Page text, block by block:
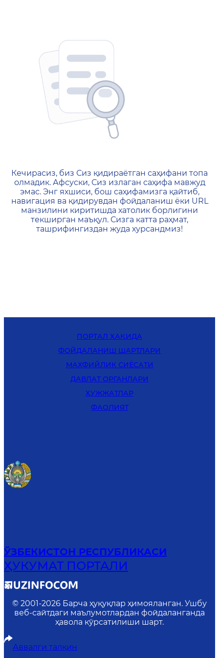
404 — Страница не
Кечирасиз, биз Сиз қидираётган саҳифани топа
олмадик. Афсуски, Сиз излаган саҳифа мавжуд
эмас. Энг яхшиси, бош саҳифамизга қайтиб,
навигация ва қидирувдан фойдаланиш ёки URL
манзилини киритишда хатолик борлигини
текширган маъқул. Сизга катта раҳмат,
ташрифингиздан жуда хурсандмиз!
ПОРТАЛ ҲАҚИДА
ФОЙДАЛАНИШ ШАРТЛАРИ
MАХФИЙЛИК СИЁСАТИ
ДАВЛАТ ОРГАНЛАРИ
ҲУЖЖАТЛАР
ФАОЛИЯТ
ЎЗБЕКИСТОН РЕСПУБЛИКАСИ
ҲУКУМАТ ПОРТАЛИ
© 2001-2026 Барча ҳуқуқлар ҳимояланган. Ушбу
веб-сайтдаги маълумотлардан фойдаланганда
ҳавола кўрсатилиши шарт.
Аввалги талқин